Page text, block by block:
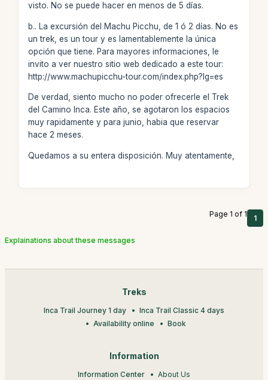
visto. No se puede hacer en menos de 5 días.
b.. La excursión del Machu Picchu, de 1 ó 2 días. No es
un trek, es un tour y es lamentablemente la única
opción que tiene. Para mayores informaciones, le
invito a ver nuestro sitio web dedicado a este tour:
http://www.machupicchu-tour.com/index.php?lg=es
De verdad, siento mucho no poder ofrecerle el Trek
del Camino Inca. Este año, se agotaron los espacios
muy rapidamente y para junio, habia que reservar
hace 2 meses.
Quedamos a su entera disposición. Muy atentamente,
Page 1 of 1 1
Explainations about these messages
Treks
Inca Trail Journey 1 day
Inca Trail Classic 4 days
Availability online
Book
Information
Information Center About Us